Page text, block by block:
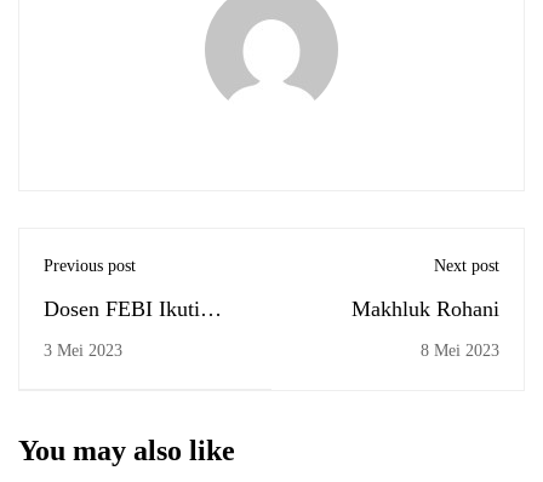
Previous post
Dosen FEBI Ikuti
Pelatihan Metodologi
3 Mei 2023
Next post
Makhluk Rohani
8 Mei 2023
You may also like